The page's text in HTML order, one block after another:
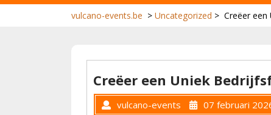
vulcano-events.be > Uncategorized > Creëer
Creëer een Uniek
vulcano-events 07 februari